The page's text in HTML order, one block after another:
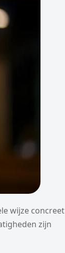
wijze concreet
zijn